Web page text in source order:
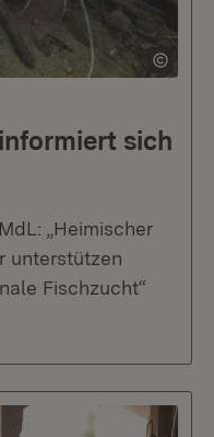
sich
„Heimischer
unterstützen
Fischzucht“